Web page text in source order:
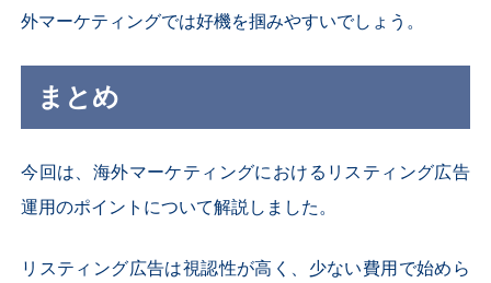
外マーケティングでは好機を掴みやすいでしょう。
まとめ
今回は、 海外マーケティングにおけるリスティング広告
運用のポイント について解説しました。
リスティング広告は視認性が高く、少ない費用で始めら